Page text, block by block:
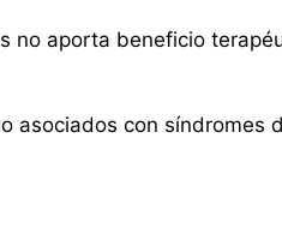
aporta beneficio
con síndromes